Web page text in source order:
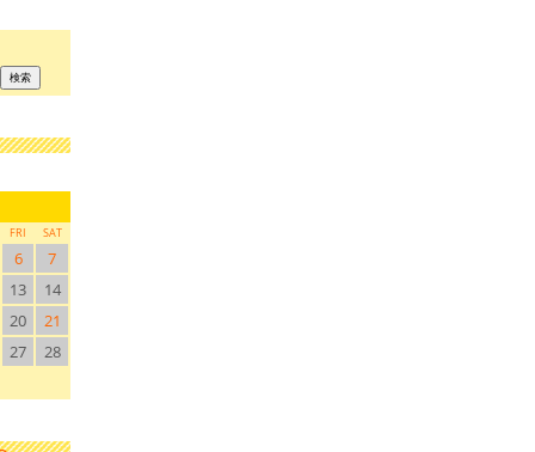
FRI SAT
6
7
13
14
20
21
27
28